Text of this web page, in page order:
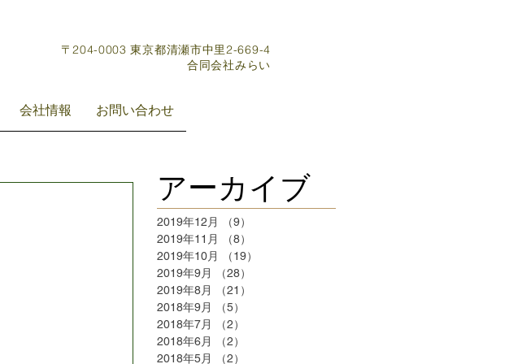
〒204-0003 東京都清瀬市中里2-669-4
​合同会社みらい
会社情報 お問い合わせ
アーカイブ
2019年12月 （9）
2019年11月
（8）
2019年10月
（19）
2019年9月
（28）
2019年8月
（21）
2018年9月
（5）
2018年7月
（2）
2018年6月
（2）
2018年5月
（2）